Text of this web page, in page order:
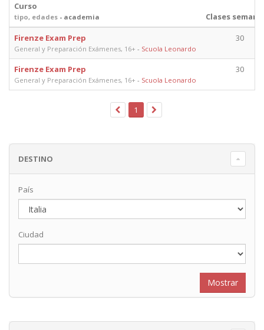
Curso
tipo, edades - academia
Clases
Firenze Exam Prep
General y Preparación Exámenes, 16+ - Scuola Leonardo
30
Firenze Exam Prep
General y Preparación Exámenes, 16+ - Scuola Leonardo
30
1
DESTINO
País
Ciudad